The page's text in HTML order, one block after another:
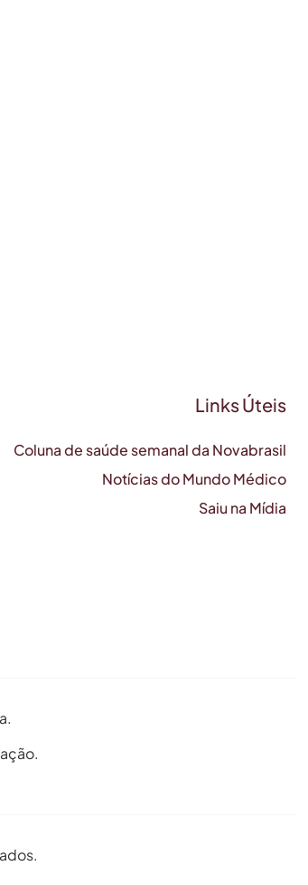
Links Úteis
Coluna de saúde semanal da Novabrasil
Notícias do Mundo Médico
Saiu na Mídia